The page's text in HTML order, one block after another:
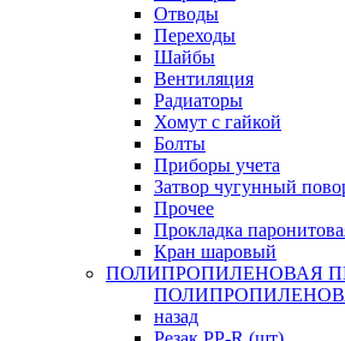
Отводы
Переходы
Шайбы
Вентиляция
Радиаторы
Хомут с гайкой
Болты
Приборы учета
Затвор чугунный
Прочее
Прокладка
Кран шаровый
ПОЛИПРОПИЛЕНОВАЯ
назад